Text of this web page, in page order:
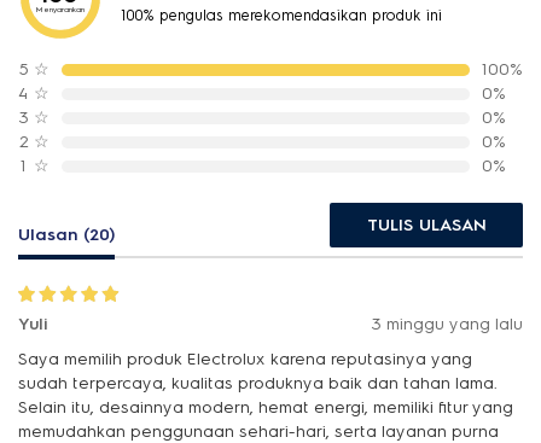
Menyarankan 100% pengulas merekomendasikan produk ini
5 ☆
100%
4 ☆
0%
3 ☆
0%
2 ☆
0%
1 ☆ 0%
Ulasan (20) TULIS ULASAN
Yuli
3 minggu yang lalu
Saya memilih produk Electrolux karena reputasinya yang
sudah terpercaya, kualitas produknya baik dan tahan lama.
Selain itu, desainnya modern, hemat energi, memiliki fitur yang
memudahkan penggunaan sehari-hari, serta layanan purna